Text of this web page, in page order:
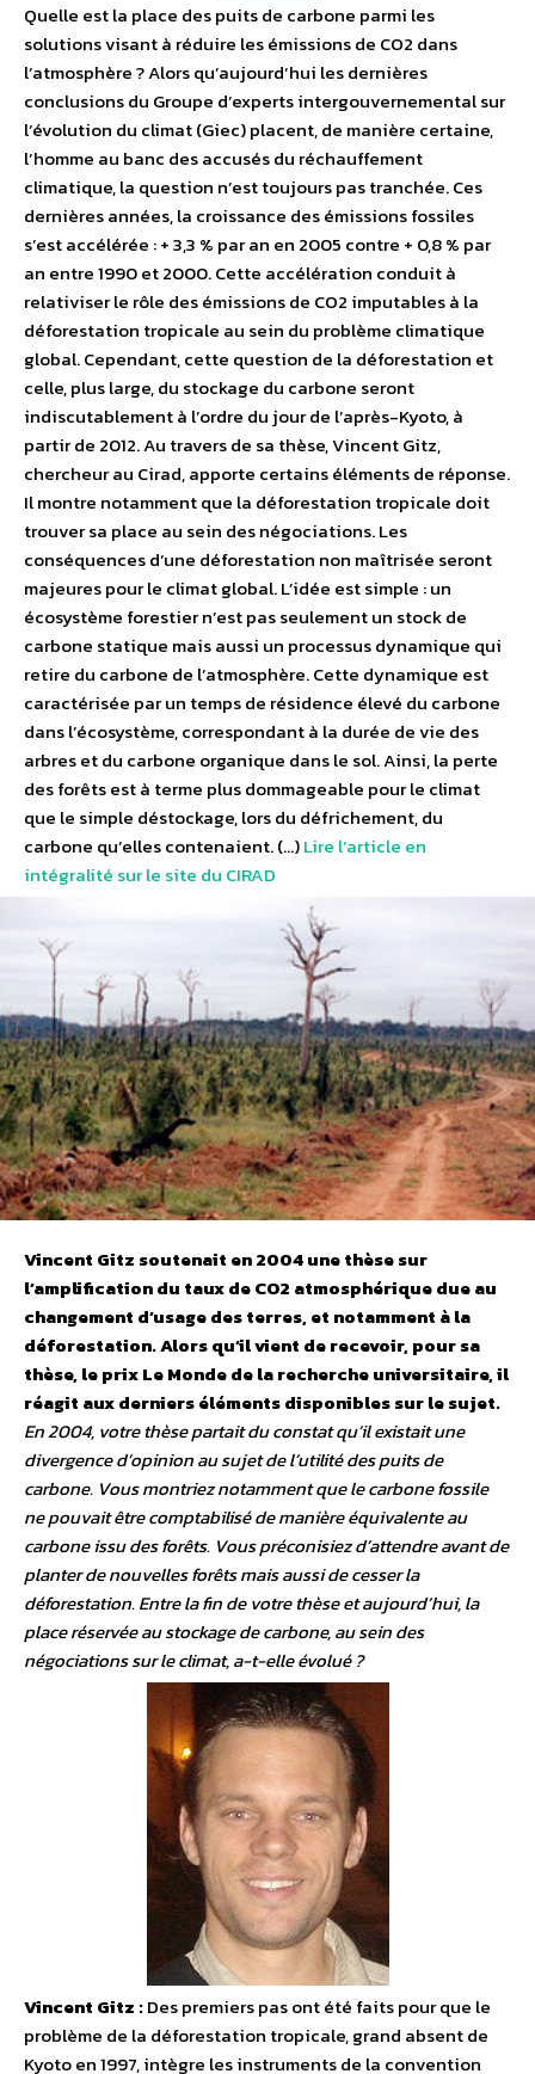
Quelle est la place des puits de carbone parmi les
solutions visant à réduire les émissions de CO2 dans
l’atmosphère ? Alors qu’aujourd’hui les dernières
conclusions du Groupe d’experts intergouvernemental sur
l’évolution du climat (Giec) placent, de manière certaine,
l’homme au banc des accusés du réchauffement
climatique, la question n’est toujours pas tranchée. Ces
dernières années, la croissance des émissions fossiles
s’est accélérée : + 3,3 % par an en 2005 contre + 0,8 % par
an entre 1990 et 2000. Cette accélération conduit à
relativiser le rôle des émissions de CO2 imputables à la
déforestation tropicale au sein du problème climatique
global. Cependant, cette question de la déforestation et
celle, plus large, du stockage du carbone seront
indiscutablement à l’ordre du jour de l’après-Kyoto, à
partir de 2012. Au travers de sa thèse, Vincent Gitz,
chercheur au Cirad, apporte certains éléments de réponse.
Il montre notamment que la déforestation tropicale doit
trouver sa place au sein des négociations. Les
conséquences d’une déforestation non maîtrisée seront
majeures pour le climat global. L’idée est simple : un
écosystème forestier n’est pas seulement un stock de
carbone statique mais aussi un processus dynamique qui
retire du carbone de l’atmosphère. Cette dynamique est
caractérisée par un temps de résidence élevé du carbone
dans l’écosystème, correspondant à la durée de vie des
arbres et du carbone organique dans le sol. Ainsi, la perte
des forêts est à terme plus dommageable pour le climat
que le simple déstockage, lors du défrichement, du
carbone qu’elles contenaient. (…)Lire l’article en
intégralité sur le site du CIRAD
Vincent Gitz soutenait en 2004 une thèse sur
l’amplification du taux de CO2 atmosphérique due au
changement d’usage des terres, et notamment à la
déforestation. Alors qu’il vient de recevoir, pour sa
thèse, le prix Le Monde de la recherche universitaire, il
réagit aux derniers éléments disponibles sur le sujet.
En 2004, votre thèse partait du constat qu’il existait une
divergence d’opinion au sujet de l’utilité des puits de
carbone. Vous montriez notamment que le carbone fossile
ne pouvait être comptabilisé de manière équivalente au
carbone issu des forêts. Vous préconisiez d’attendre avant de
planter de nouvelles forêts mais aussi de cesser la
déforestation. Entre la fin de votre thèse et aujourd’hui, la
place réservée au stockage de carbone, au sein des
négociations sur le climat, a-t-elle évolué ?
Vincent Gitz :Des premiers pas ont été faits pour que le
problème de la déforestation tropicale, grand absent de
Kyoto en 1997, intègre les instruments de la convention